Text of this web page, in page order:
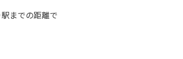
までの距離で